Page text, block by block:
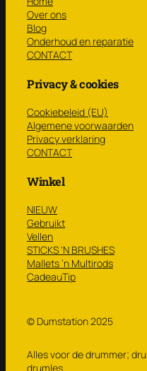
Over ons
Blog
Onderhoud en reparatie
CONTACT
Privacy & cookies
Cookiebeleid (EU)
Algemene voorwaarden
Privacy verklaring
CONTACT
Winkel
NIEUW
Gebruikt
Vellen
STICKS ‘N BRUSHES
Mallets ’n Multirods
CadeauTip
© Dumstation 2025
Alles voor de drummer;
drumles.